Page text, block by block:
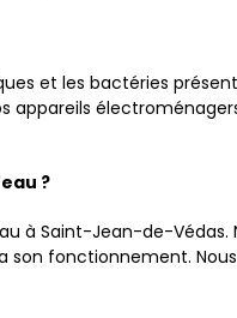
et les bactéries
appareils
?
à Saint-Jean-de-Védas.
son fonctionnement.